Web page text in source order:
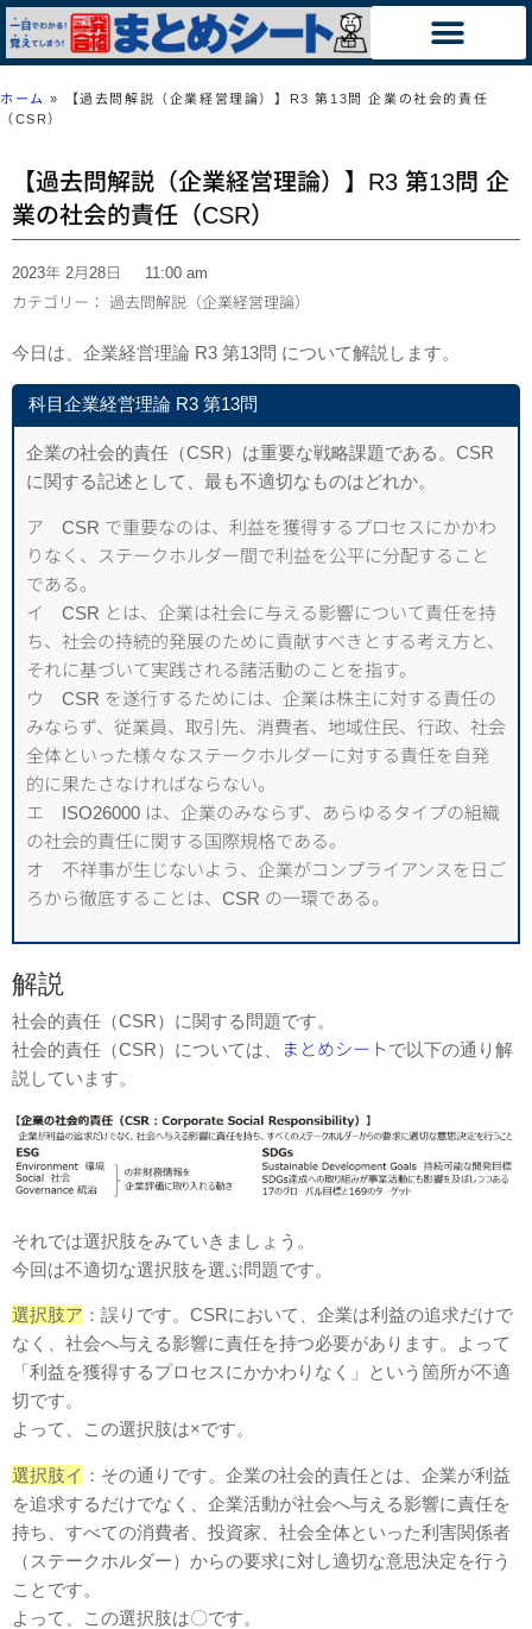
ホーム »
【過去問解説（企業経営理論）】R3 第13問 企業の社会的責任
（CSR）
【過去問解説（企業経営理論）】R3 第13問 企
業の社会的責任（CSR）
2023年 2月28日
11:00 am
カテゴリー： 過去問解説（企業経営理論）
今日は、企業経営理論 R3 第13問 について解説します。
科目企業経営理論 R3 第13問
企業の社会的責任（CSR）は重要な戦略課題である。CSR
に関する記述として、最も不適切なものはどれか。
ア CSR で重要なのは、利益を獲得するプロセスにかかわ
りなく、ステークホルダー間で利益を公平に分配すること
である。
イ CSR とは、企業は社会に与える影響について責任を持
ち、社会の持続的発展のために貢献すべきとする考え方と、
それに基づいて実践される諸活動のことを指す。
ウ CSR を遂行するためには、企業は株主に対する責任の
みならず、従業員、取引先、消費者、地域住民、行政、社会
全体といった様々なステークホルダーに対する責任を自発
的に果たさなければならない。
エ ISO26000 は、企業のみならず、あらゆるタイプの組織
の社会的責任に関する国際規格である。
オ 不祥事が生じないよう、企業がコンプライアンスを日ご
ろから徹底することは、CSR の一環である。
解説
社会的責任（CSR）に関する問題です。
社会的責任（CSR）については、
まとめシートで以下の通り解
説しています。
それでは選択肢をみていきましょう。
今回は不適切な選択肢を選ぶ問題です。
選択肢ア ：誤りです。CSRにおいて、企業は利益の追求だけで
なく、社会へ与える影響に責任を持つ必要があります。よって
「利益を獲得するプロセスにかかわりなく」という箇所が不適
切です。
よって、この選択肢は×です。
選択肢イ ：その通りです。企業の社会的責任とは、企業が利益
を追求するだけでなく、企業活動が社会へ与える影響に責任を
持ち、すべての消費者、投資家、社会全体といった利害関係者
（ステークホルダー）からの要求に対し適切な意思決定を行う
ことです。
よって、この選択肢は〇です。